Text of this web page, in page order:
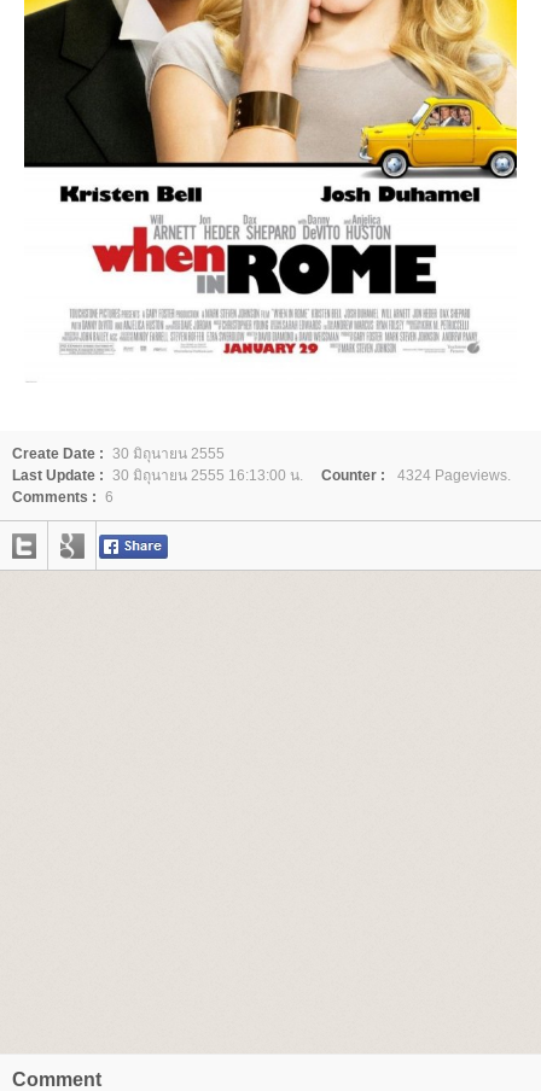
Create Date : 30 มิถุนายน 2555
Last Update : 30 มิถุนายน 2555 16:13:00 น. Counter :
4324 Pageviews.
Comments : 6
Comment